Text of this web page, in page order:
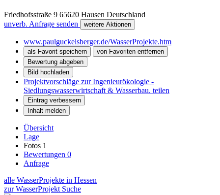
Friedhofsstraße 9 65620 Hausen Deutschland
unverb. Anfrage senden
weitere Aktionen
www.paulguckelsberger.de/WasserProjekte.htm
als Favorit speichern
von Favoriten entfernen
Bewertung abgeben
Bild hochladen
Projektvorschläge zur Ingenieurökologie -
Siedlungswasserwirtschaft & Wasserbau. teilen
Eintrag verbessern
Inhalt melden
Übersicht
Lage
Fotos 1
Bewertungen 0
Anfrage
alle WasserProjekte in Hessen
zur WasserProjekt Suche